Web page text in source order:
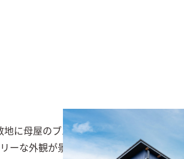
地に母屋のブルーと下屋のシルバーの
ーな外観が景観に映えるちょうどい